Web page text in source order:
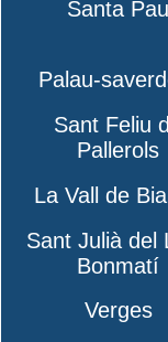
Santa Pau
Palau-
Sant Feliu
Pallerols
La Vall de
Sant Julià del
Bonmatí
Verges